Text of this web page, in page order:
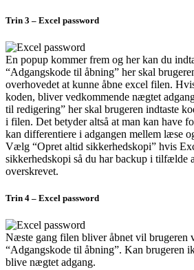
Trin 3 – Excel password
En popup kommer frem og her kan du
“Adgangskode til åbning” her skal
overhovedet at kunne åbne excel filen.
koden, bliver vedkommende nægtet
til redigering” her skal brugeren indtaste
i filen. Det betyder altså at man kan have
kan differentiere i adgangen mellem læse
Vælg “Opret altid sikkerhedskopi” hvis
sikkerhedskopi så du har backup i tilfælde
overskrevet.
Trin 4 – Excel password
Næste gang filen bliver åbnet vil brugeren
“Adgangskode til åbning”. Kan brugeren
blive nægtet adgang.